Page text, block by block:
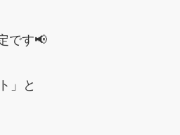
です📢
」と